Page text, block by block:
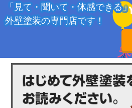
「見て・聞いて・体感できる」
外壁塗装の専門店です！